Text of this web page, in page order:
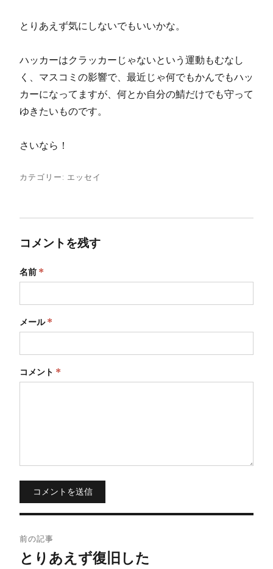
とりあえず気にしないでもいいかな。
ハッカーはクラッカーじゃないという運動もむなし
く、マスコミの影響で、最近じゃ何でもかんでもハッ
カーになってますが、何とか自分の鯖だけでも守って
ゆきたいものです。
さいなら！
カテゴリー: エッセイ
コメントを残す
名前 *
メール*
コメント *
コメントを送信
稿
前の記事
とりあえず復旧した